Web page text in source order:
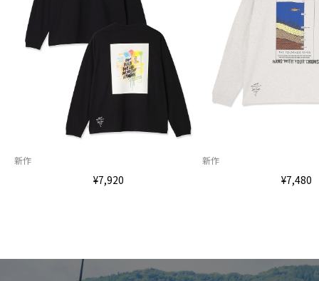
新作
¥7,920
新作
¥7,480